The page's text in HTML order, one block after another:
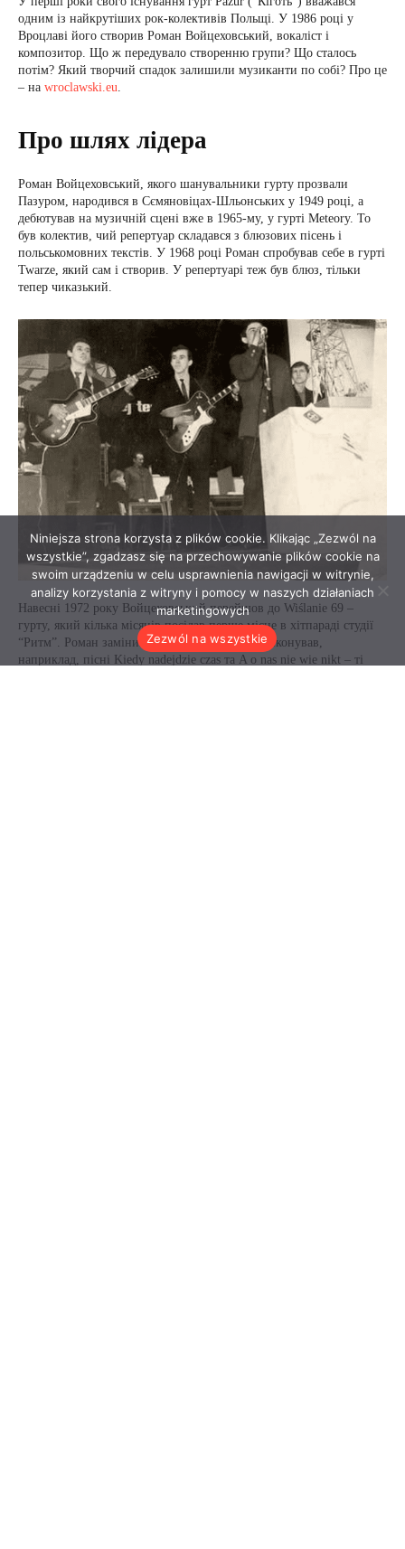
Niniejsza strona korzysta z plików cookie. Klikając „Zezwól na
wszystkie”, zgadzasz się na przechowywanie plików cookie na
swoim urządzeniu w celu usprawnienia nawigacji w witrynie,
analizy korzystania z witryny i pomocy w naszych działaniach
marketingowych
Zezwól na wszystkie